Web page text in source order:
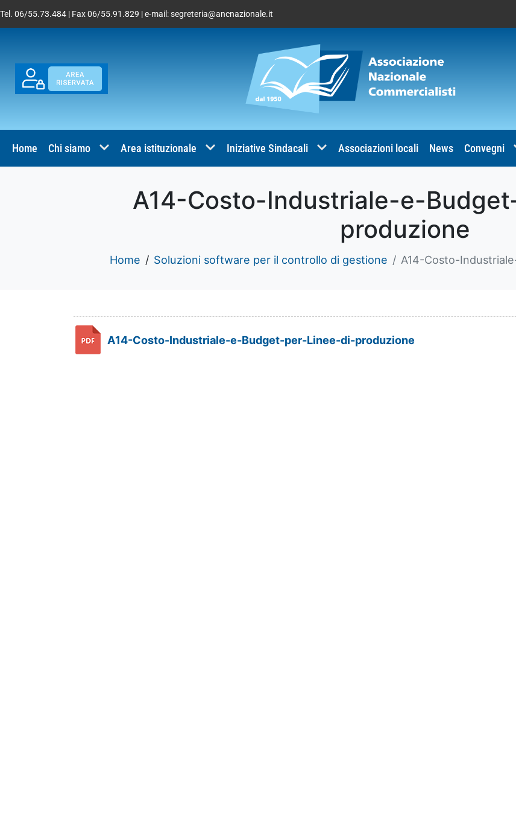
Tel. 06/55.73.484 | Fax 06/55.91.829 | e-mail:segreteria@ancnazionale.it
Home Chi siamo Area istituzionale Iniziative Sindacali Associazioni locali News Convegni
A14-Costo-Industriale-e-
produzione
Home Soluzioni software per il controllo di gestione A14-Costo-
A14-Costo-Industriale-e-Budget-per-Linee-di-produzione